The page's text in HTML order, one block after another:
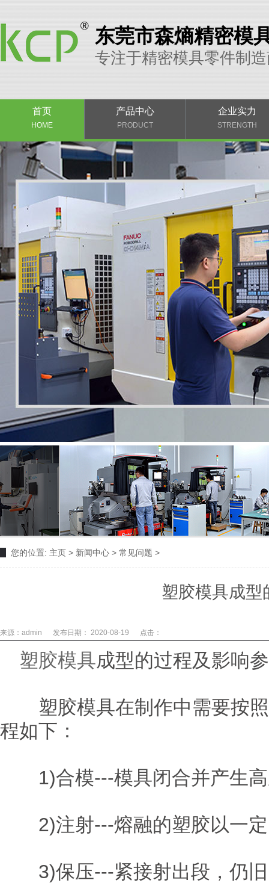
东莞市森熵精密模
专注于精密模具零件制
首页
HOME
产品中心
PRODUCT
企业实力
STRENGTH
您的位置: 主页 > 新闻中心 > 常见问题 >
塑胶模具成型
来源：admin 发布日期： 2020-08-19 点击：
塑胶模具成型的过程及影响
塑胶模具在制作中需要按照
程如下：
1)合模---模具闭合并产生
2)注射---熔融的塑胶以一定
3)保压---紧接射出段，仍旧